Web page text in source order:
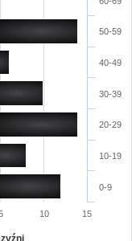
0-9
10-19
20-29
30-39
40-49
50-59
10 15